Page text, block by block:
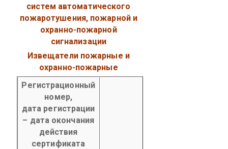
систем автоматического
пожаротушения, пожарной и
охранно-пожарной
сигнализации
Извещатели пожарные и
охранно-пожарные
Регистрационный
номер,
дата регистрации
– дата окончания
действия
сертификата